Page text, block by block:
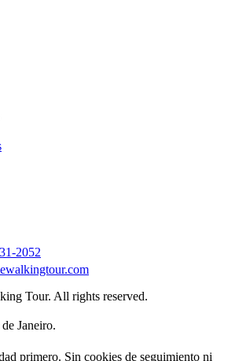
2052
Tour. All rights reserved.
Janeiro.
primero. Sin cookies de seguimiento ni